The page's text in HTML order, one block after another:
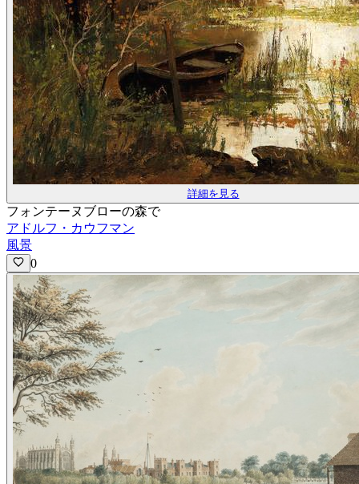
詳細を見る
フォンテーヌブローの森で
アドルフ・カウフマン
風景
0